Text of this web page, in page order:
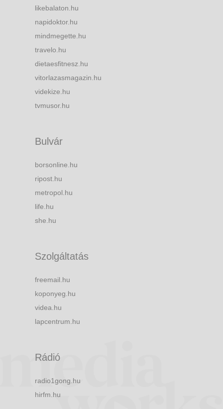
likebalaton.hu
napidoktor.hu
mindmegette.hu
travelo.hu
dietaesfitnesz.hu
vitorlazasmagazin.hu
videkize.hu
tvmusor.hu
Bulvár
borsonline.hu
ripost.hu
metropol.hu
life.hu
she.hu
Szolgáltatás
freemail.hu
koponyeg.hu
videa.hu
lapcentrum.hu
Rádió
radio1gong.hu
hirfm.hu